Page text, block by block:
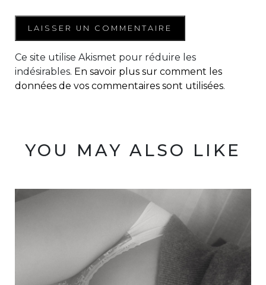
Ce site utilise Akismet pour réduire les
indésirables. En savoir plus sur comment les
données de vos commentaires sont utilisées.
YOU MAY ALSO LIKE